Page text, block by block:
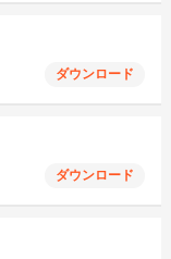
ダウンロード
ダウンロード